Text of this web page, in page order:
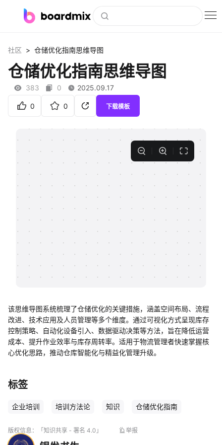
社区资源
下载
私有化部署
支持
知识分享社区
社区 > 仓储优化指南思维导图
仓储优化指南思维导图
383 0 2025.09.17
0 0 下载模板
该思维导图系统梳理了仓储优化的关键措施，涵盖空间布局、流程
改进、技术应用及人员管理等多个维度。通过可视化方式呈现库存
控制策略、自动化设备引入、数据驱动决策等方法，旨在降低运营
成本、提升作业效率与库存周转率。适用于物流管理者快速掌握核
心优化思路，推动仓库智能化与精益化管理升级。
标签
企业培训 培训方法论 知识 仓储优化指南
版权信息： 「知识共享 - 署名 4.0」 举报